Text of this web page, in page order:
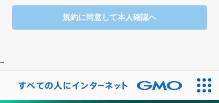
規約に同意して本人確認へ
""